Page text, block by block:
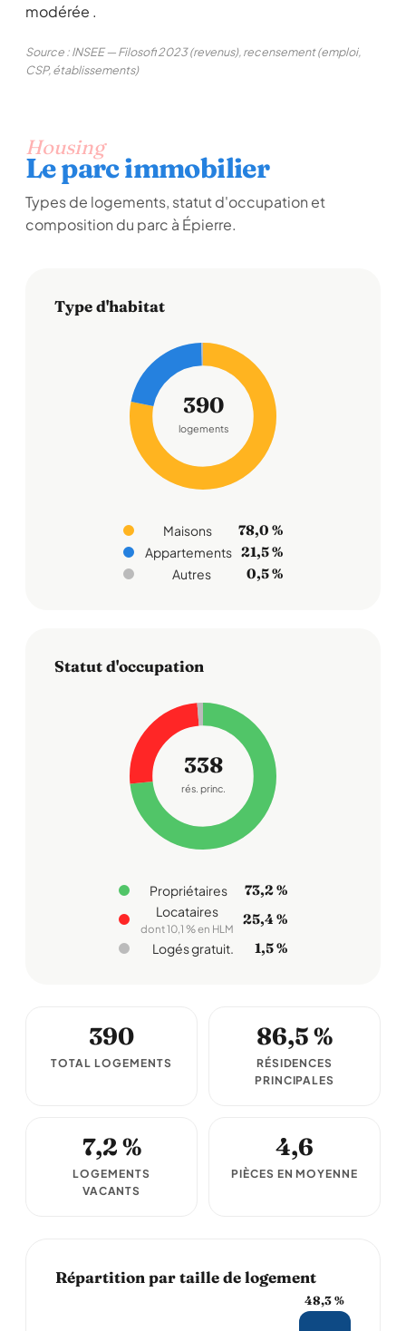
modérée .
Source : INSEE — Filosofi 2023 (revenus), recensement (emploi,
CSP, établissements)
Housing
Le parc immobilier
Types de logements, statut d'occupation et
composition du parc à Épierre.
Type d'habitat
390
logements
Maisons 78,0 %
Appartements 21,5 %
Autres 0,5 %
Statut d'occupation
338
rés. princ.
Propriétaires 73,2 %
Locataires
dont 10,1 % en HLM
25,4 %
Logés gratuit. 1,5 %
390
TOTAL LOGEMENTS
86,5 %
RÉSIDENCES
PRINCIPALES
7,2 %
LOGEMENTS
VACANTS
4,6
PIÈCES EN MOYENNE
Répartition par taille de logement
48,3 %